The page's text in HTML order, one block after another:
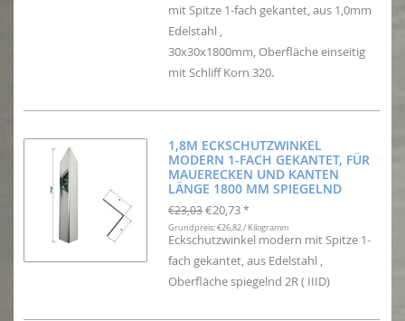
mit Spitze 1-fach gekantet, aus 1,0mm
Edelstahl ,
30x30x1800mm, Oberfläche einseitig
mit Schliff Korn 320.
1,8M ECKSCHUTZWINKEL
MODERN 1-FACH GEKANTET, FÜR
MAUERECKEN UND KANTEN
LÄNGE 1800 MM SPIEGELND
€23,03 €20,73 *
Grundpreis: €26,82 / Kilogramm
Eckschutzwinkel modern mit Spitze 1-
fach gekantet, aus Edelstahl ,
Oberfläche spiegelnd 2R ( IIID)